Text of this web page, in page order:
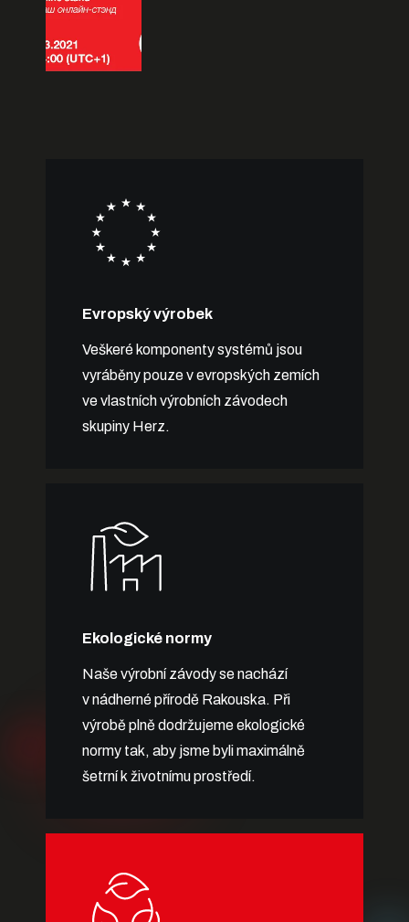
Evropský výrobek
Veškeré komponenty systémů jsou
vyráběny pouze v evropských zemích
ve vlastních výrobních závodech
skupiny Herz.
Ekologické normy
Naše výrobní závody se nachází
v nádherné přírodě Rakouska. Při
výrobě plně dodržujeme ekologické
normy tak, aby jsme byli maximálně
šetrní k životnímu prostředí.